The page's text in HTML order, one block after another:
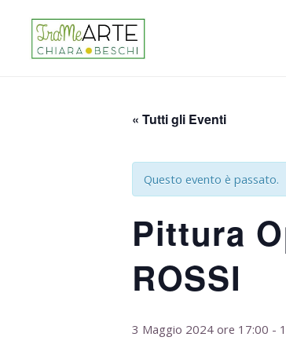
« Tutti gli Eventi
Questo evento è passato.
Pittura
ROSSI
3 Maggio 2024 ore 17:00 -